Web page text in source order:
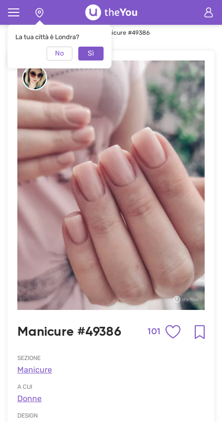
La tua città è Londra?
No Sì
Pagina principale Manicure Manicure #49386
Manicure #49386 101
SEZIONE
Manicure
A CUI
Donne
DESIGN